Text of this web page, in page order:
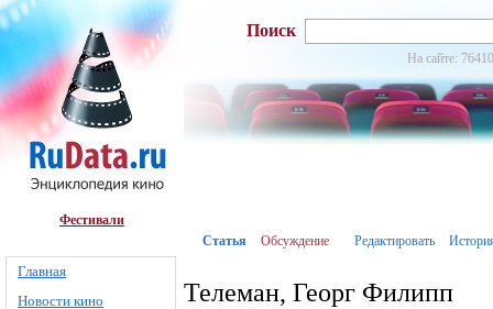
Фестивали
Главная
Новости кино
Поиск
На сайте:
Статья Обсуждение Редактировать
Телеман, Георг Филипп